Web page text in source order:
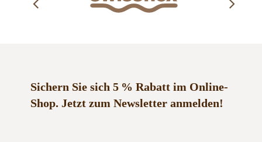
Sichern Sie sich 5 % Rabatt im Online-
Shop. Jetzt zum Newsletter anmelden!